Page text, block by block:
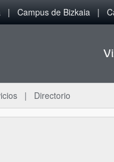
Campus de Bizkaia
Directorio